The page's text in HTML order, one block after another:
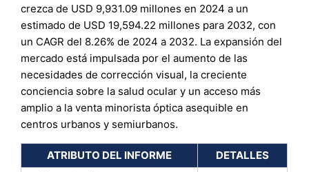
crezca de USD 9,931.09 millones en 2024 a un
estimado de USD 19,594.22 millones para 2032, con
un CAGR del 8.26% de 2024 a 2032. La expansión del
mercado está impulsada por el aumento de las
necesidades de corrección visual, la creciente
conciencia sobre la salud ocular y un acceso más
amplio a la venta minorista óptica asequible en
centros urbanos y semiurbanos.
ATRIBUTO DEL INFORME
DETALLES